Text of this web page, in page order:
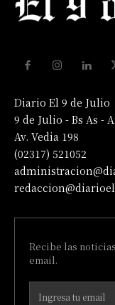
Diario El 9 de Julio
9 de Julio - Bs As -
Av. Vedia 198
(02317) 521052
Recibe las
email.